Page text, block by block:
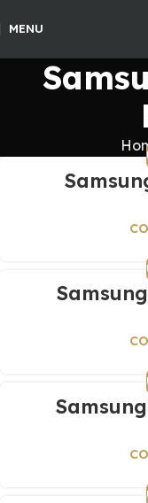
MENU